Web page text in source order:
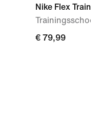
Nike Flex Train
€ 79,99
€ 79,99